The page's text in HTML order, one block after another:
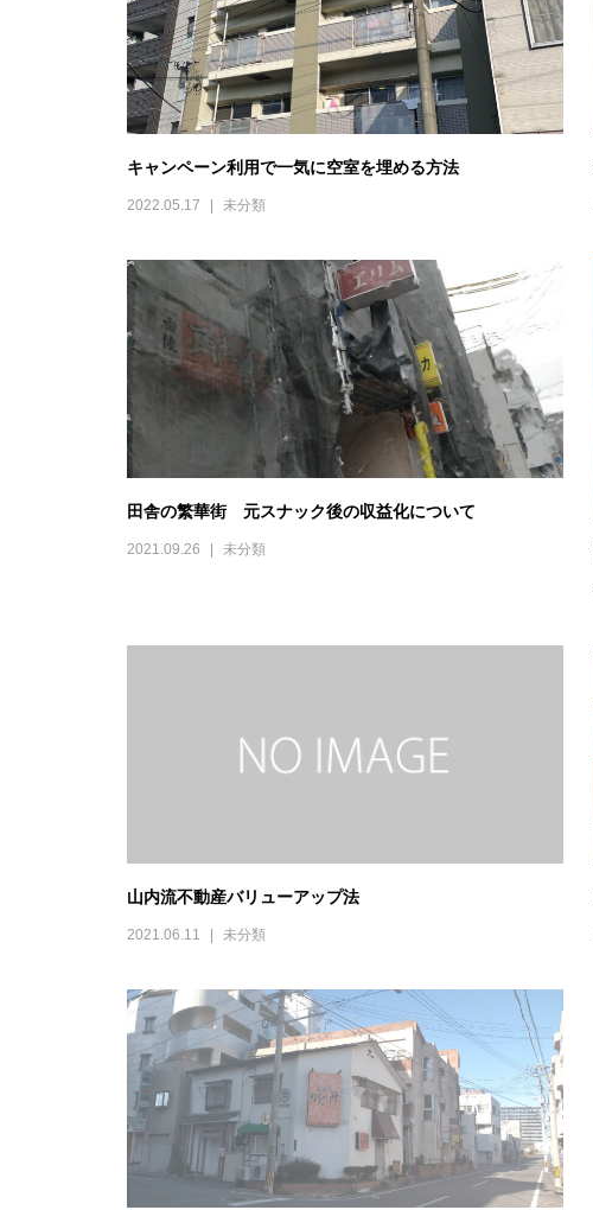
キャンペーン利用で一気に空室を埋める方法
2022.05.17 未分類
田舎の繁華街 元スナック後の収益化について
2021.09.26 未分類
山内流不動産バリューアップ法
2021.06.11 未分類